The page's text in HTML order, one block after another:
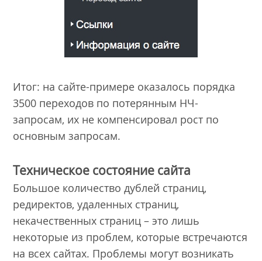
Итог: на сайте-примере оказалось порядка
3500 переходов по потерянным НЧ-
запросам, их не компенсировал рост по
основным запросам.
Техническое состояние сайта
Большое количество дублей страниц,
редиректов, удаленных страниц,
некачественных страниц – это лишь
некоторые из проблем, которые встречаются
на всех сайтах. Проблемы могут возникать